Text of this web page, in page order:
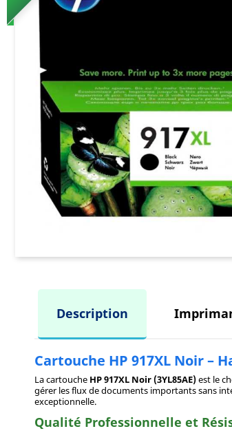
Description
Cartouche HP 917XL Noir –
La cartouche HP 917XL Noir (3YL85AE)est le
gérer les flux de documents importants sans
exceptionnelle.
Qualité Professionnelle et